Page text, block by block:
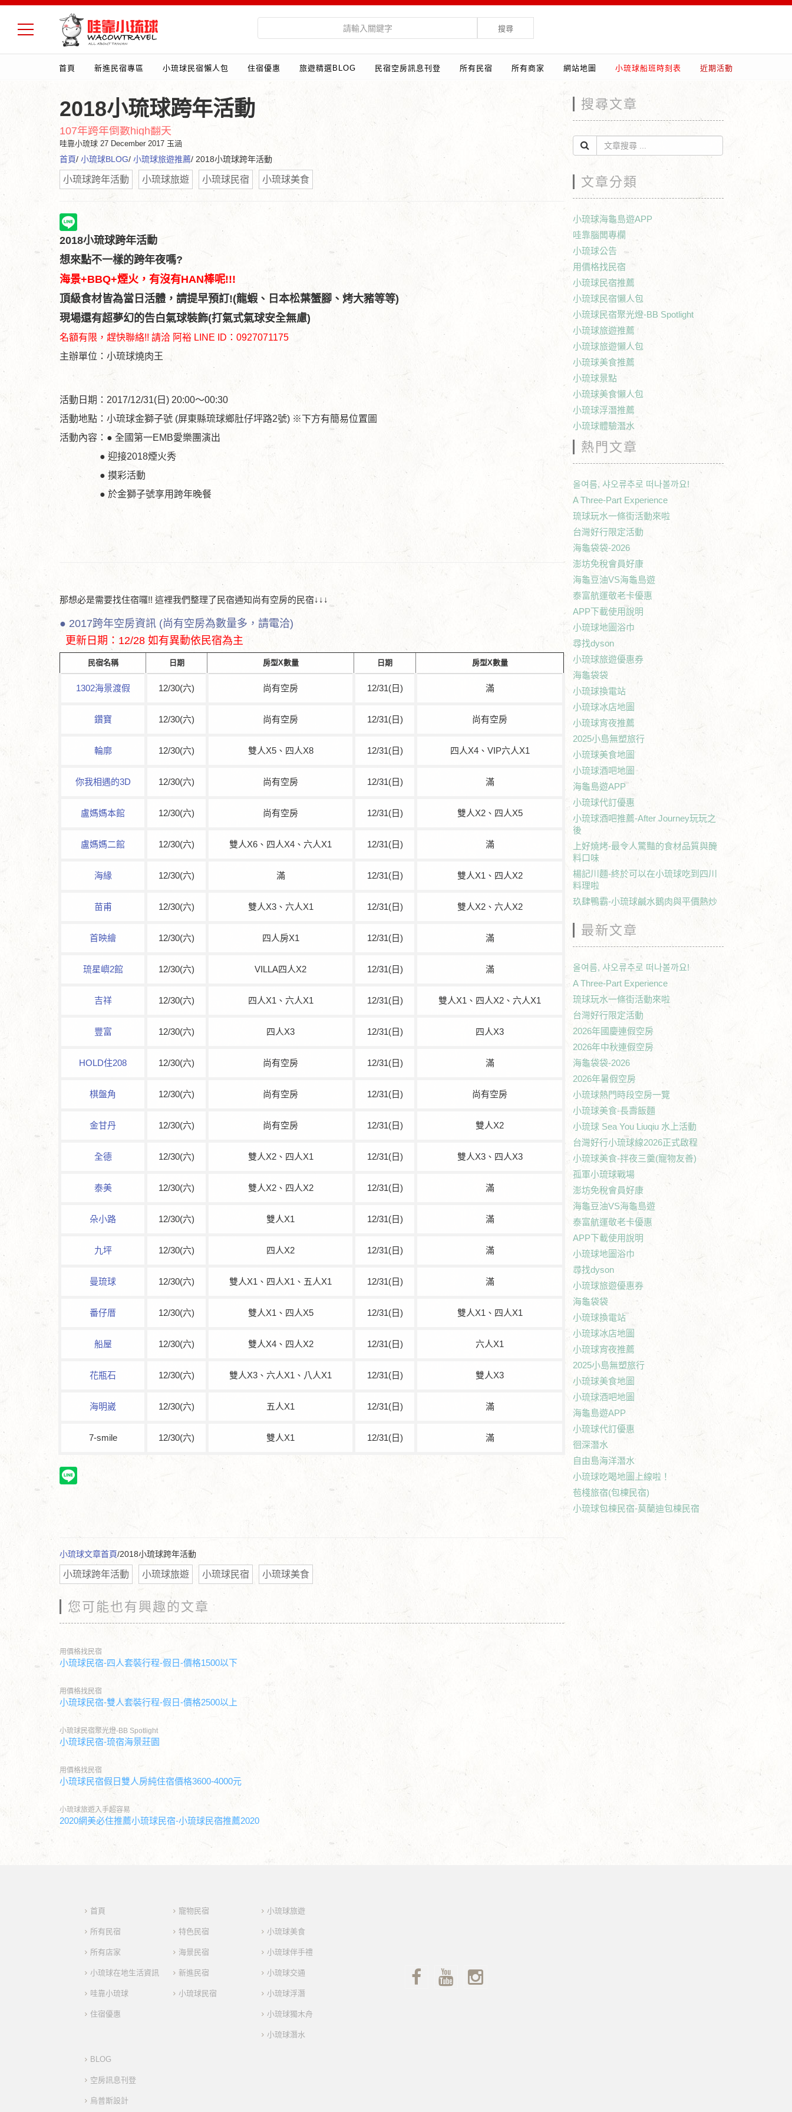
搜尋
首頁 新進民宿專區 小琉球民宿懶人包 住宿優惠 旅遊精選BLOG 民宿空房訊息刊登 所有民宿 所有商家 網站地圖 小琉球船班時刻表 近期活動
2018小琉球跨年活動
107年跨年倒數high翻天
哇靠小琉球 27 December 2017 玉涵
首頁/小琉球BLOG/小琉球旅遊推薦/ 2018小琉球跨年活動
小琉球跨年活動 小琉球旅遊 小琉球民宿 小琉球美食
2018小琉球跨年活動
想來點不一樣的跨年夜嗎?
海景+BBQ+煙火，有沒有HAN棒呢!!!
頂級食材皆為當日活體，請提早預訂!(龍蝦、日本松葉蟹腳、烤大豬等等)
現場還有超夢幻的告白氣球裝飾(打氣式氣球安全無慮)
名額有限，趕快聯絡!! 請洽 阿裕 LINE ID：0927071175
主辦單位：小琉球燒肉王
活動日期：2017/12/31(日) 20:00～00:30
活動地點：小琉球金獅子號 (屏東縣琉球鄉肚仔坪路2號) ※下方有簡易位置圖
活動內容：● 全國第一EMB愛樂團演出
● 迎接2018煙火秀
● 摸彩活動
● 於金獅子號享用跨年晚餐
那想必是需要找住宿囉!! 這裡我們整理了民宿通知尚有空房的民宿↓↓↓
● 2017跨年空房資訊 (尚有空房為數量多，請電洽)
更新日期：12/28 如有異動依民宿為主
民宿名稱 日期 房型X數量 日期 房型X數量
1302海景渡假 12/30(六) 尚有空房 12/31(日) 滿
鑽寶 12/30(六) 尚有空房 12/31(日) 尚有空房
輪廓 12/30(六) 雙人X5、四人X8 12/31(日) 四人X4、VIP六人X1
你我相遇的3D 12/30(六) 尚有空房 12/31(日) 滿
盧媽媽本館 12/30(六) 尚有空房 12/31(日) 雙人X2、四人X5
盧媽媽二館 12/30(六) 雙人X6、四人X4、六人X1 12/31(日) 滿
海緣 12/30(六) 滿 12/31(日) 雙人X1、四人X2
苗甫 12/30(六) 雙人X3、六人X1 12/31(日) 雙人X2、六人X2
首映繪 12/30(六) 四人房X1 12/31(日) 滿
琉星嶼2館 12/30(六) VILLA四人X2 12/31(日) 滿
吉祥 12/30(六) 四人X1、六人X1 12/31(日) 雙人X1、四人X2、六人X1
豐富 12/30(六) 四人X3 12/31(日) 四人X3
HOLD住208 12/30(六) 尚有空房 12/31(日) 滿
棋盤角 12/30(六) 尚有空房 12/31(日) 尚有空房
金甘丹 12/30(六) 尚有空房 12/31(日) 雙人X2
全德 12/30(六) 雙人X2、四人X1 12/31(日) 雙人X3、四人X3
泰美 12/30(六) 雙人X2、四人X2 12/31(日) 滿
朵小路 12/30(六) 雙人X1 12/31(日) 滿
九坪 12/30(六) 四人X2 12/31(日) 滿
曼琉球 12/30(六) 雙人X1、四人X1、五人X1 12/31(日) 滿
番仔厝 12/30(六) 雙人X1、四人X5 12/31(日) 雙人X1、四人X1
船屋 12/30(六) 雙人X4、四人X2 12/31(日) 六人X1
花瓶石 12/30(六) 雙人X3、六人X1、八人X1 12/31(日) 雙人X3
海明崴 12/30(六) 五人X1 12/31(日) 滿
7-smile 12/30(六) 雙人X1 12/31(日) 滿
小琉球文章首頁/2018小琉球跨年活動
小琉球跨年活動 小琉球旅遊 小琉球民宿 小琉球美食
您可能也有興趣的文章
用價格找民宿
小琉球民宿-四人套裝行程-假日-價格1500以下
用價格找民宿
小琉球民宿-雙人套裝行程-假日-價格2500以上
小琉球民宿聚光燈-BB Spotlight
小琉球民宿-琉宿海景莊園
用價格找民宿
小琉球民宿假日雙人房純住宿價格3600-4000元
小琉球旅遊入手超容易
2020網美必住推薦小琉球民宿-小琉球民宿推薦2020
搜尋文章
文章分類
小琉球海龜島遊APP
哇靠腦闆專欄
小琉球公告
用價格找民宿
小琉球民宿推薦
小琉球民宿懶人包
小琉球民宿聚光燈-BB Spotlight
小琉球旅遊推薦
小琉球旅遊懶人包
小琉球美食推薦
小琉球景點
小琉球美食懶人包
小琉球浮潛推薦
小琉球體驗潛水
熱門文章
올여름, 샤오류추로 떠나볼까요!
A Three-Part Experience
琉球玩水一條街活動來啦
台灣好行限定活動
海龜袋袋-2026
澎坊免稅會員好康
海龜豆油VS海龜島遊
泰富航運敬老卡優惠
APP下載使用說明
小琉球地圖浴巾
尋找dyson
小琉球旅遊優惠券
海龜袋袋
小琉球換電站
小琉球冰店地圖
小琉球宵夜推薦
2025小島無塑旅行
小琉球美食地圖
小琉球酒吧地圖
海龜島遊APP
小琉球代訂優惠
小琉球酒吧推薦-After Journey玩玩之
後
上好燒烤-最令人驚豔的食材品質與醃
料口味
楊記川麵-終於可以在小琉球吃到四川
料理啦
玖肆鴨霸-小琉球鹹水鵝肉與平價熱炒
最新文章
올여름, 샤오류추로 떠나볼까요!
A Three-Part Experience
琉球玩水一條街活動來啦
台灣好行限定活動
2026年國慶連假空房
2026年中秋連假空房
海龜袋袋-2026
2026年暑假空房
小琉球熱門時段空房一覽
小琉球美食-長壽飯麵
小琉球 Sea You Liuqiu 水上活動
台灣好行小琉球線2026正式啟程
小琉球美食-拌夜三羹(寵物友善)
孤軍小琉球戰場
澎坊免稅會員好康
海龜豆油VS海龜島遊
泰富航運敬老卡優惠
APP下載使用說明
小琉球地圖浴巾
尋找dyson
小琉球旅遊優惠券
海龜袋袋
小琉球換電站
小琉球冰店地圖
小琉球宵夜推薦
2025小島無塑旅行
小琉球美食地圖
小琉球酒吧地圖
海龜島遊APP
小琉球代訂優惠
徊深潛水
自由島海洋潛水
小琉球吃喝地圖上線啦！
苞棧旅宿(包棟民宿)
小琉球包棟民宿-莫蘭迪包棟民宿
首頁
所有民宿
所有店家
小琉球在地生活資訊
哇靠小琉球
住宿優惠
寵物民宿
特色民宿
海景民宿
新進民宿
小琉球民宿
小琉球旅遊
小琉球美食
小琉球伴手禮
小琉球交通
小琉球浮潛
小琉球獨木舟
小琉球潛水
BLOG
空房訊息刊登
烏普斯設計